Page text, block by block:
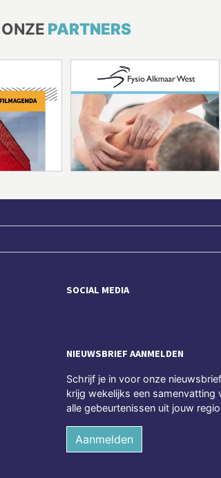
ONZE PARTNERS
SOCIAL MEDIA
NIEUWSBRIEF AANMELDEN
Schrijf je in voor onze
krijg wekelijks een samenvatting
alle gebeurtenissen uit jouw
Aanmelden